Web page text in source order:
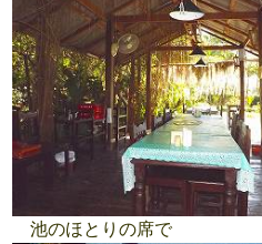
池のほとりの席で